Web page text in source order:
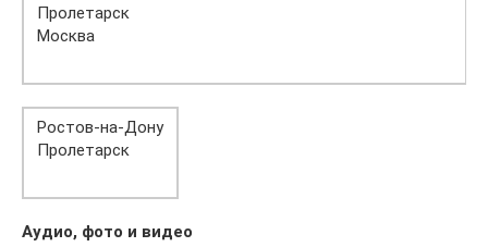
Пролетарск
Москва
Ростов-на-Дону
Пролетарск
Аудио, фото и видео